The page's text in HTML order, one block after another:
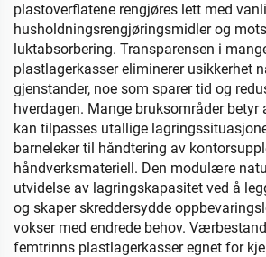
plastoverflatene rengjøres lett med
husholdningsrengjøringsmidler og
luktabsorbering. Transparensen i
plastlagerkasser eliminerer usikkerhet
gjenstander, noe som sparer tid og
hverdagen. Mange bruksområder betyr
kan tilpasses utallige
barneleker til håndtering av
håndverksmateriell. Den modulære
utvidelse av lagringskapasitet ved å
og skaper skreddersydde
vokser med endrede behov.
femtrinns plastlagerkasser egnet for